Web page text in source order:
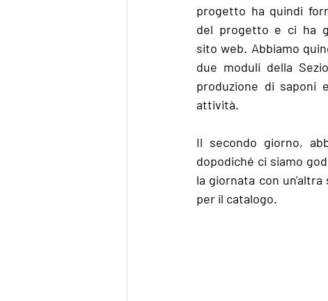
progetto ha quindi
del progetto e ci ha
sito web. Abbiamo
due moduli della
produzione di saponi
attività.
Il secondo giorno,
dopodiché ci siamo
la giornata con
per il catalogo.